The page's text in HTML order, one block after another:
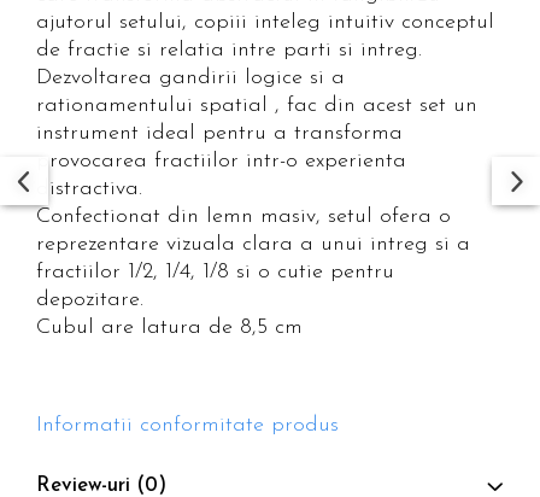
ajutorul setului, copiii inteleg intuitiv conceptul
de fractie si relatia intre parti si intreg.
Dezvoltarea gandirii logice si a
rationamentului spatial , fac din acest set un
instrument ideal pentru a transforma
provocarea fractiilor intr-o experienta
distractiva.
Confectionat din lemn masiv, setul ofera o
reprezentare vizuala clara a unui intreg si a
fractiilor 1/2, 1/4, 1/8 si o cutie pentru
depozitare.
Cubul are latura de 8,5 cm
Informatii conformitate produs
Review-uri (0)